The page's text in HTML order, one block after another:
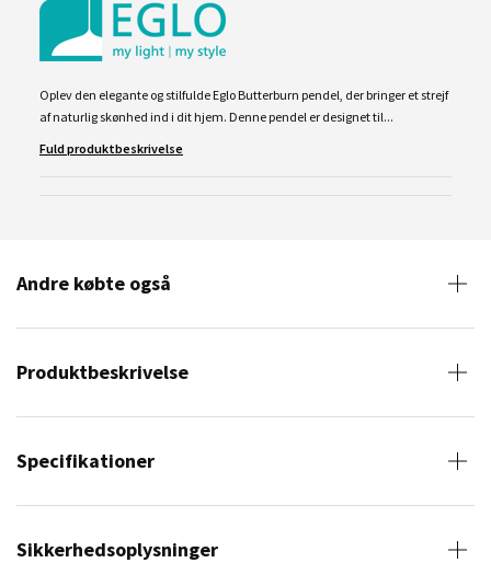
Oplev den elegante og stilfulde Eglo Butterburn pendel, der bringer et strejf
af naturlig skønhed ind i dit hjem. Denne pendel er designet til...
Fuld produktbeskrivelse
Andre købte også
Produktbeskrivelse
Specifikationer
Sikkerhedsoplysninger